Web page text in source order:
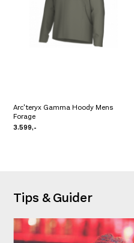
Arc'teryx Gamma Hoody Mens
Forage
3.599,-
Tips & Guider